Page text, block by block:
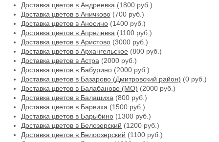
Доставка цветов в Андреевка (1800 руб.)
Доставка цветов в Аничково (700 руб.)
Доставка цветов в Аносино (1400 руб.)
Доставка цветов в Апрелевка (1100 руб.)
Доставка цветов в Аристово (3000 руб.)
Доставка цветов в Архангельское (800 руб.)
Доставка цветов в Астра (2000 руб.)
Доставка цветов в Бабурино (2000 руб.)
Доставка цветов в Базарово (Дмитровский район) (0 руб.)
Доставка цветов в Балабаново (МО) (2000 руб.)
Доставка цветов в Балашиха (800 руб.)
Доставка цветов в Барвиха (1500 руб.)
Доставка цветов в Барыбино (1300 руб.)
Доставка цветов в Белозерский (1200 руб.)
Доставка цветов в Белоозерский (1100 руб.)